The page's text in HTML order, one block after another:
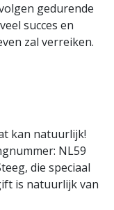
gedurende
succes en
zal verreiken.
kan natuurlijk!
NL59
die speciaal
is natuurlijk van